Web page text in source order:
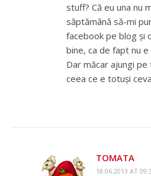
stuff? Că eu una nu
săptămână să-mi
facebook pe blog și
bine, ca de fapt nu e
Dar măcar ajungi pe
ceea ce e totuși
TOMATA
18.06.2013 AT